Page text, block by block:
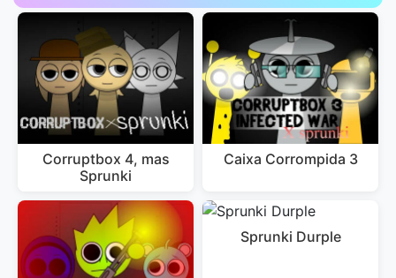
Corruptbox 4, mas
Sprunki
Caixa Corrompida 3
Sprunki Durple